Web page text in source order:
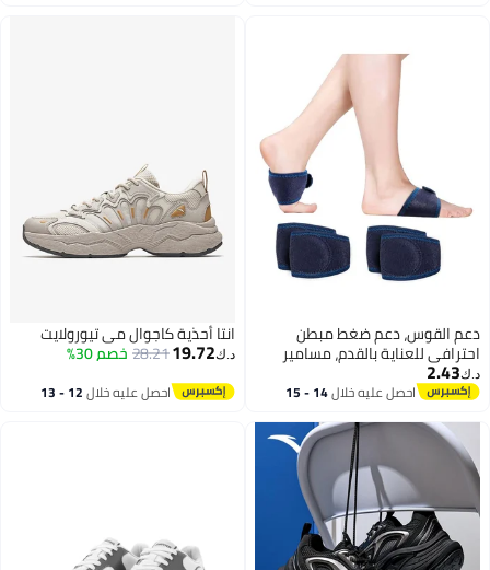
دعم القوس، دعم ضغط مبطن
احترافي للعناية بالقدم، مسامير
الكعب، آلام القدم، وسائد تخفيف
الأقواس المسطحة للرجال والنساء،
د.ك‏2.43
احصل عليه خلال 14 - 15
انتا أحذية كاجوال مي تيورولايت
د.ك‏19.72
28.21خصم 30%
احصل عليه خلال 12 - 13